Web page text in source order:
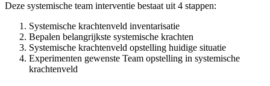
Deze systemische team interventie bestaat uit 4 stappen:
Systemische krachtenveld inventarisatie
Bepalen belangrijkste systemische krachten
Systemische krachtenveld opstelling huidige situatie
Experimenten gewenste Team opstelling in systemische
krachtenveld